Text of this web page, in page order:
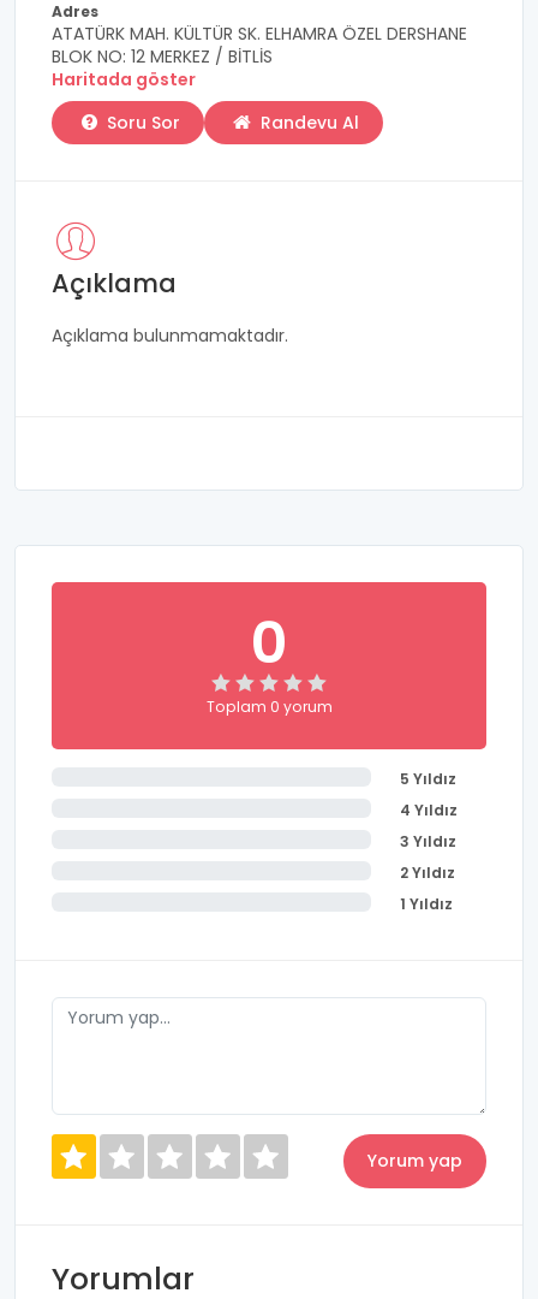
Adres
ATATÜRK MAH. KÜLTÜR SK. ELHAMRA ÖZEL DERSHANE
BLOK NO: 12 MERKEZ / BİTLİS
Haritada göster
Soru Sor
Randevu Al
Açıklama
Açıklama bulunmamaktadır.
0
Toplam 0 yorum
5 Yıldız
4 Yıldız
3 Yıldız
2 Yıldız
1 Yıldız
Yorumlar